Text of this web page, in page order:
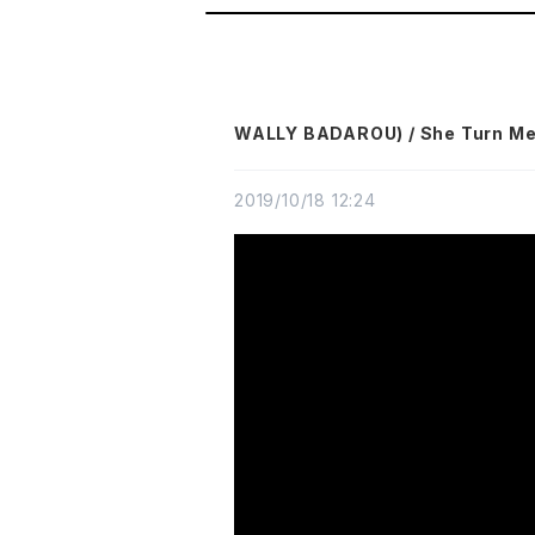
WALLY BADAROU) / She Turn
2019/10/18 12:24